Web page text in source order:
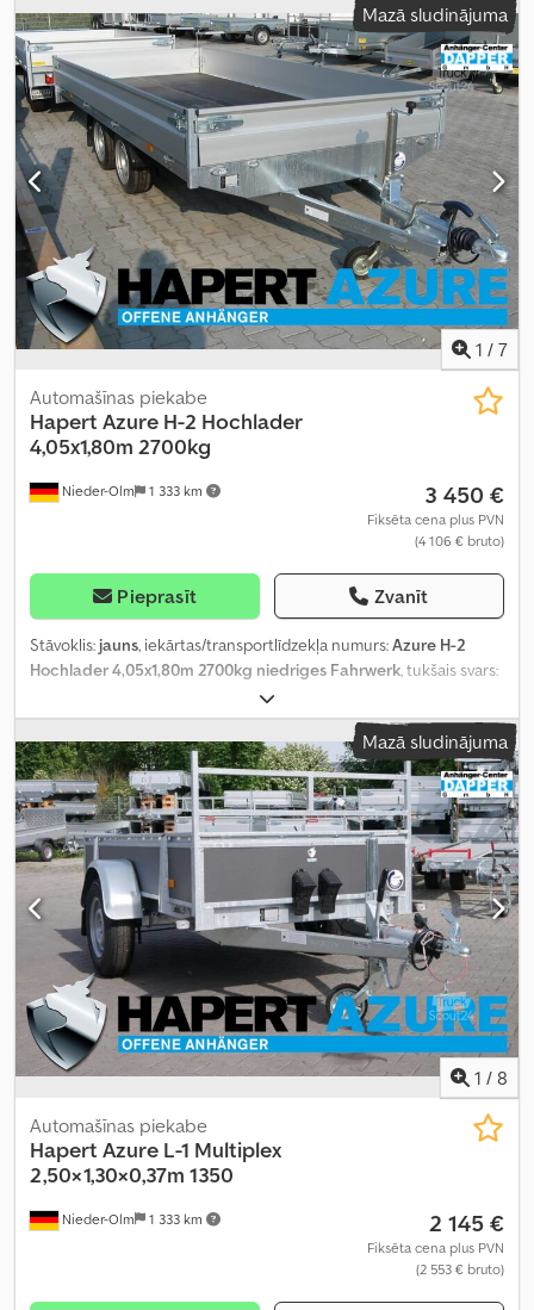
Izvēlēties tirgotāja paketiMazā sludinājuma
1 / 7
Nieder-Olm 1 333 km
Automašīnas piekabe
Hapert Azure H-2 Hochlader
4,05x1,80m 2700kg
3 450 €
Fiksēta cena plus PVN
(4 106 € bruto)
Pieprasīt Zvanīt
Stāvoklis: jauns, iekārtas/transportlīdzekļa numurs:Azure H-2
Hochlader 4,05x1,80m 2700kg niedriges Fahrwerk, tukšais svars:
2 115 kg
asu konfigurācija:2 asis, krautuves garums:4 050 mm,
iekraušanas vietas platums:1 800 mm, iekraušanas telpas
augstums:300 mm, Aprīkojums:augšupielādētājs,
Mazā sludinājuma
1 / 8
Nieder-Olm 1 333 km
Automašīnas piekabe
Hapert Azure L-1 Multiplex
2,50×1,30×0,37m 1350
2 145 €
Fiksēta cena plus PVN
(2 553 € bruto)